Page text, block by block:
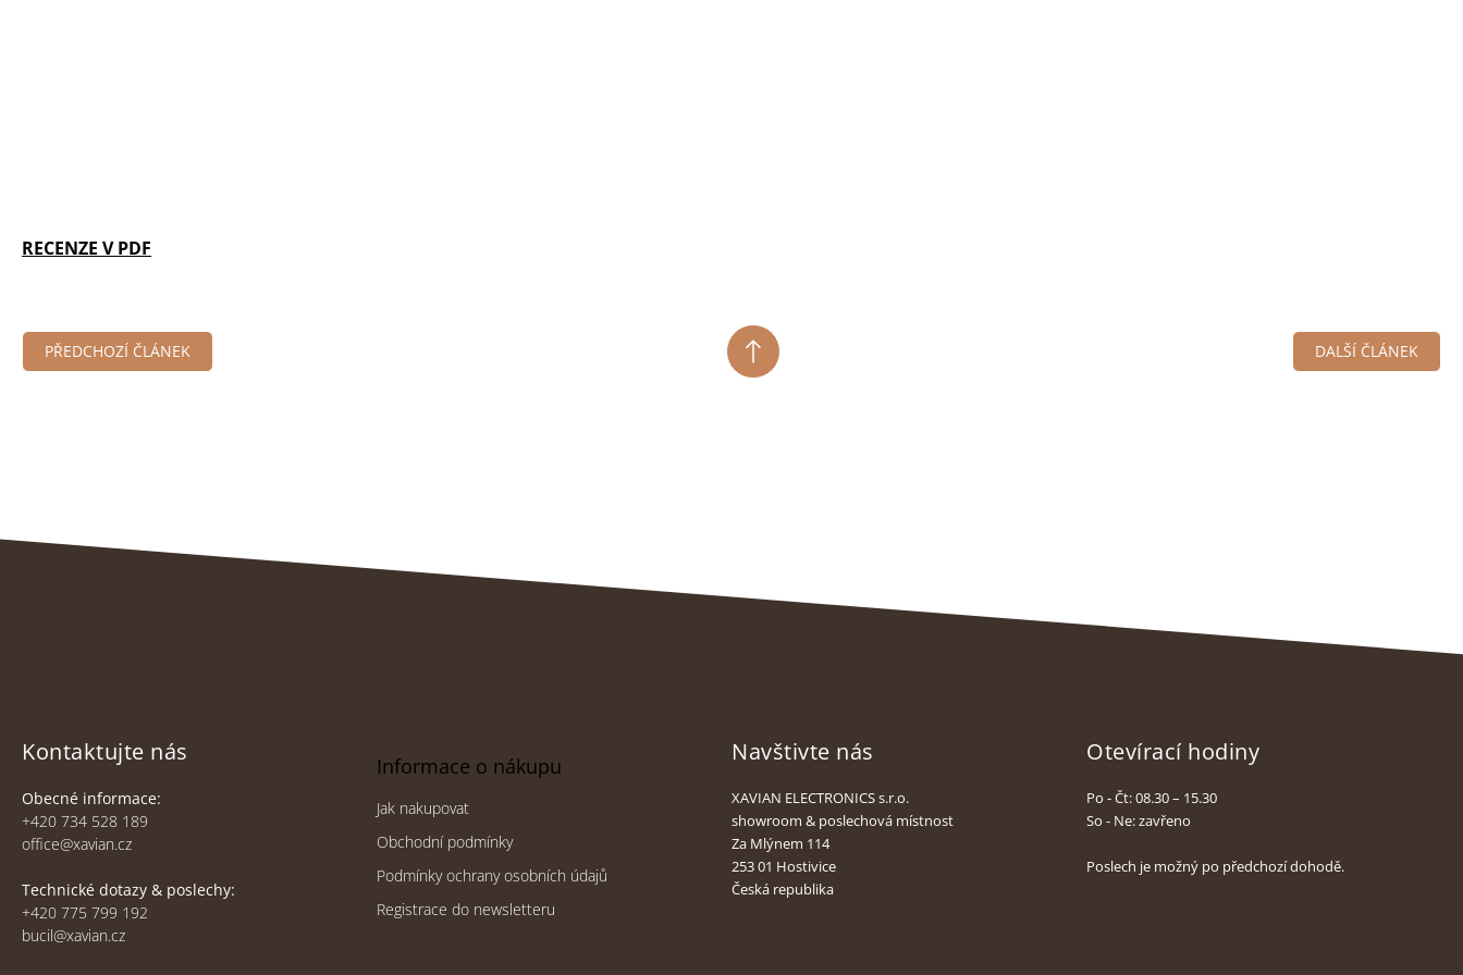
RECENZE V PDF
PŘEDCHOZÍ ČLÁNEK DALŠÍ ČLÁNEK
Kontaktujte nás
Obecné informace:
+420 734 528 189
office@xavian.cz
Technické dotazy & poslechy:
+420 775 799 192
bucil@xavian.cz
Informace o nákupu
Jak nakupovat
Obchodní podmínky
Podmínky ochrany osobních údajů
Registrace do newsletteru
Navštivte nás
XAVIAN ELECTRONICS s.r.o.
showroom & poslechová místnost
Za Mlýnem 114
253 01 Hostivice
Česká republika
Otevírací hodiny
Po - Čt: 08.30 – 15.30
So - Ne: zavřeno
Poslech je možný po předchozí dohodě.